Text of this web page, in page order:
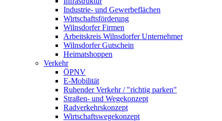
Industrie- und Gewerbeflächen
Wirtschaftsförderung
Wilnsdorfer Firmen
Arbeitskreis Wilnsdorfer Unternehmer
Wilnsdorfer Gutschein
Heimatshoppen
Verkehr
ÖPNV
E-Mobilität
Ruhender Verkehr / "richtig parken"
Straßen- und Wegekonzept
Radverkehrskonzept
Wirtschaftswegekonzept